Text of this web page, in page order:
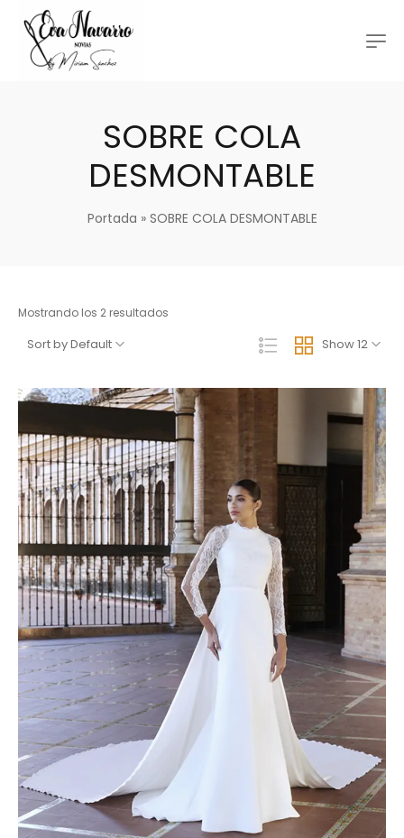
SOBRE COLA
DESMONTABLE
Portada » SOBRE COLA DESMONTABLE
Mostrando los 2 resultados
Show 12
Sort by Default